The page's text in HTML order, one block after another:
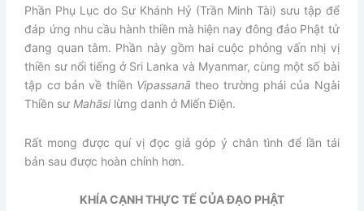
Phần Phụ Lục do Sư Khánh Hỷ (Trần Minh Tài) sưu tập để
đáp ứng nhu cầu hành thiền mà hiện nay đông đảo Phật tử
đang quan tâm. Phần này gồm hai cuộc phỏng vấn nhị vị
thiền sư nổi tiếng ở Sri Lanka và Myanmar, cùng một số bài
tập cơ bản về thiền Vipassanātheo trường phái của Ngài
Thiền sưMahāsi lừng danh ở Miến Điện.
Rất mong được quí vị đọc giả góp ý chân tình để lần tái
bản sau được hoàn chỉnh hơn.
KHÍA CẠNH THỰC TẾ CỦA ĐẠO PHẬT